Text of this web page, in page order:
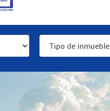
Tipo de inmueble